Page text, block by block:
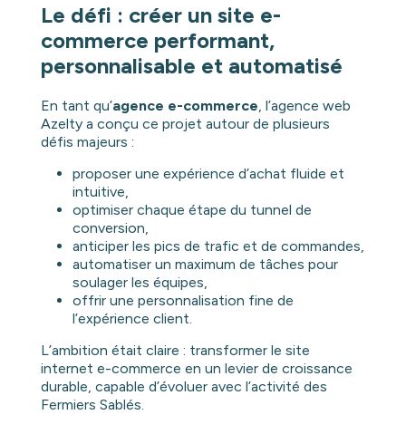
Le défi : créer un site e-
commerce performant,
personnalisable et automatisé
En tant qu’agence e-commerce, l’agence web
Azelty a conçu ce projet autour de plusieurs
défis majeurs :
proposer une expérience d’achat fluide et
intuitive,
optimiser chaque étape du tunnel de
conversion,
anticiper les pics de trafic et de commandes,
automatiser un maximum de tâches pour
soulager les équipes,
offrir une personnalisation fine de
l’expérience client.
L’ambition était claire : transformer le site
internet e-commerce en un levier de croissance
durable, capable d’évoluer avec l’activité des
Fermiers Sablés.